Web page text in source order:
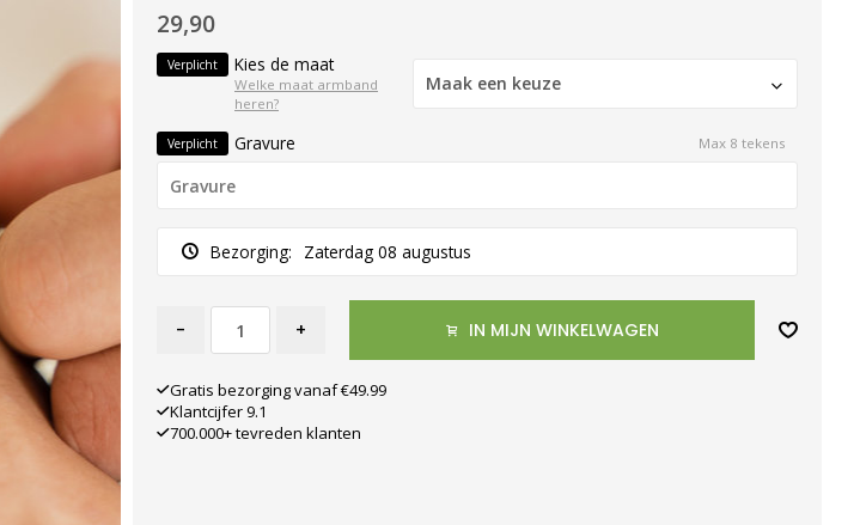
29,90
Verplicht Kies de maat
Welke maat armband
heren?
Maak een keuze
Verplicht Gravure Max 8 tekens
Bezorging: Zaterdag 08 augustus
- + IN MIJN WINKELWAGEN
Gratis bezorging vanaf €49.99
Klantcijfer 9.1
700.000+ tevreden klanten